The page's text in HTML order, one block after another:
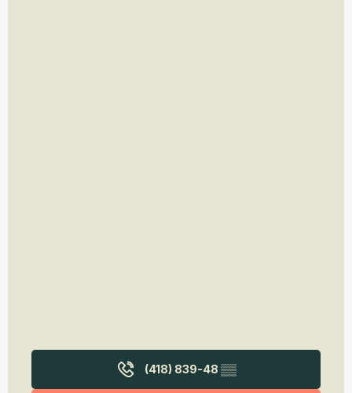
(418) 839-48 ▒▒